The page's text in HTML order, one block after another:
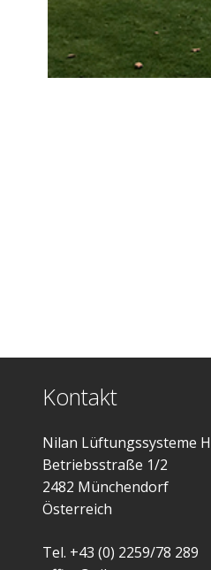
Kontakt
Nilan Lüftungssysteme
Betriebsstraße 1/2
2482 Münchendorf
Österreich
Tel. +43 (0) 2259/78 289